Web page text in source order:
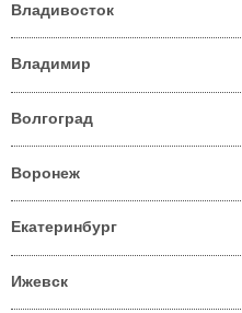
Владивосток
Владимир
Волгоград
Воронеж
Екатеринбург
Ижевск